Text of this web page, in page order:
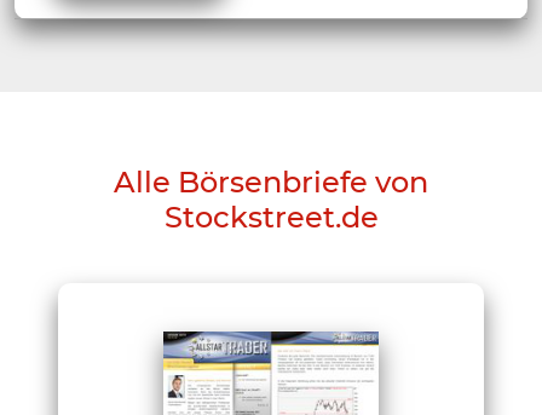
Alle Börsenbriefe von
Stockstreet.de